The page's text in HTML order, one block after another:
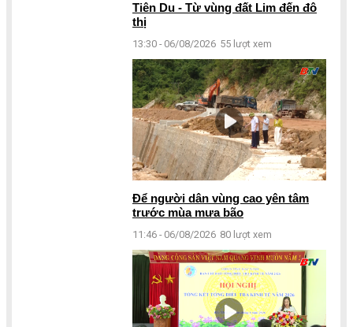
Tiên Du - Từ vùng đất Lim đến đô
thị
13:30 - 06/08/2026 55 lượt xem
Để người dân vùng cao yên tâm
trước mùa mưa bão
11:46 - 06/08/2026 80 lượt xem